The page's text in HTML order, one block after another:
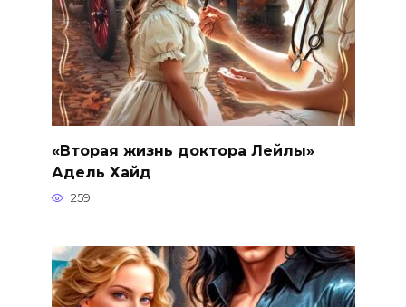
«Вторая жизнь доктора Лейлы»
Адель Хайд
259